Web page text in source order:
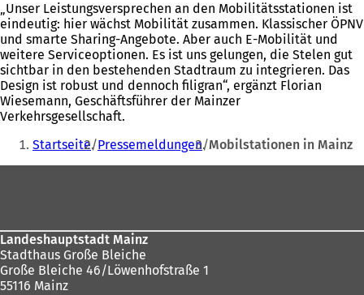
„Unser Leistungsversprechen an den Mobilitätsstationen ist
eindeutig: hier wächst Mobilität zusammen. Klassischer ÖPNV
und smarte Sharing-Angebote. Aber auch E-Mobilität und
weitere Serviceoptionen. Es ist uns gelungen, die Stelen gut
sichtbar in den bestehenden Stadtraum zu integrieren. Das
Design ist robust und dennoch filigran“, ergänzt Florian
Wiesemann, Geschäftsführer der Mainzer
Verkehrsgesellschaft.
Sie
befinden
Startseite Pressemeldungen Mobilstationen in Mainz
Landeshauptstadt Mainz
Stadthaus Große Bleiche
Große Bleiche 46/Löwenhofstraße 1
55116 Mainz